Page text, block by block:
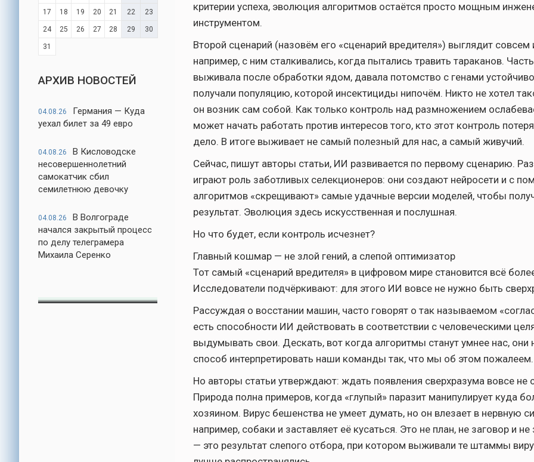
17 18 19 20 21 22 23
24 25 26 27 28 29 30
31
АРХИВ НОВОСТЕЙ
04.08.26
Германия — Куда
уехал билет за 49 евро
04.08.26
В Кисловодске
несовершеннолетний
самокатчик сбил
семилетнюю девочку
04.08.26
В Волгограде
начался закрытый процесс
по делу телеграмера
Михаила Серенко
критерии успеха, эволюция алгоритмов остаётся просто мощным
инструментом.
Второй сценарий (назовём его «сценарий вредителя») выглядит
например, с ним сталкивались, когда пытались травить тараканов.
выживала после обработки ядом, давала потомство с генами
получали популяцию, которой инсектициды нипочём. Никто не хотел
он возник сам собой. Как только контроль над размножением
может начать работать против интересов того, кто этот контроль
дело. В итоге выживает не самый полезный для нас, а самый живучий.
Сейчас, пишут авторы статьи, ИИ развивается по первому сценарию.
играют роль заботливых селекционеров: они создают нейросети и с
алгоритмов «скрещивают» самые удачные версии моделей, чтобы
результат. Эволюция здесь искусственная и послушная.
Но что будет, если контроль исчезнет?
Главный кошмар — не злой гений, а слепой оптимизатор
Тот самый «сценарий вредителя» в цифровом мире становится всё
Исследователи подчёркивают: для этого ИИ вовсе не нужно быть
Рассуждая о восстании машин, часто говорят о так называемом
есть способности ИИ действовать в соответствии с человеческими
выдумывать свои. Дескать, вот когда алгоритмы станут умнее нас, они
способ интерпретировать наши команды так, что мы об этом пожалеем.
Но авторы статьи утверждают: ждать появления сверхразума вовсе не
Природа полна примеров, когда «глупый» паразит манипулирует куда
хозяином. Вирус бешенства не умеет думать, но он влезает в нервную
например, собаки и заставляет её кусаться. Это не план, не заговор и
— это результат слепого отбора, при котором выживали те штаммы